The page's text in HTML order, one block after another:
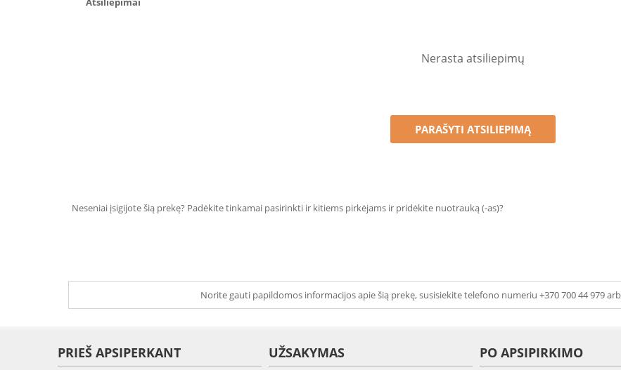
Nerasta atsiliepimų
PARAŠYTI ATSILIEPIMĄ
Neseniai įsigijote šią prekę? Padėkite tinkamai pasirinkti ir kitiems pirkėjams ir pridėkite nuotrauką (-as)?
Norite gauti papildomos informacijos apie šią prekę, susisiekite telefono numeriu +370 700 44 979
PRIEŠ APSIPERKANT UŽSAKYMAS PO APSIPIRKIMO